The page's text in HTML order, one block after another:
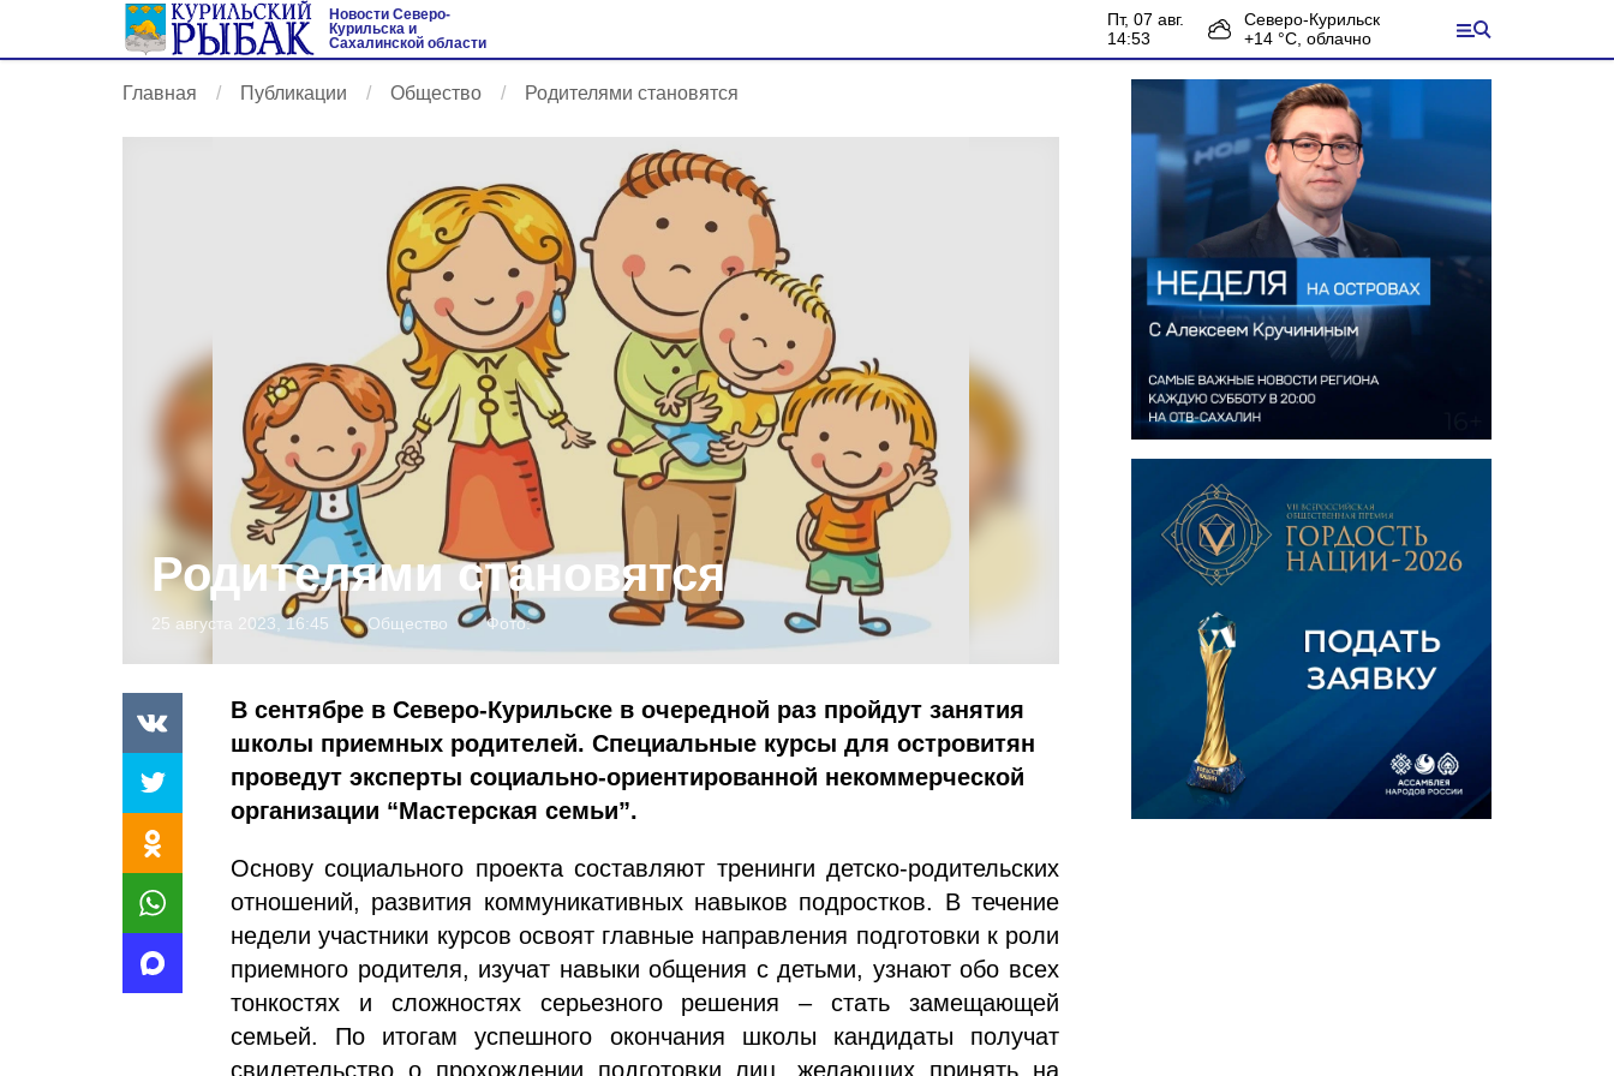
Новости Северо-
Курильска и
Сахалинской области
пт, 07 авг.
14:53
Северо-Курильск
+14 °С, облачно
Главная Публикации Общество Родителями становятся
Родителями становятся
25 августа 2023, 16:45 Общество Фото:
В сентябре в Северо-Курильске в очередной раз пройдут занятия
школы приемных родителей. Специальные курсы для островитян
проведут эксперты социально-ориентированной некоммерческой
организации “Мастерская семьи”.
Основу социального проекта составляют тренинги детско-родительских
отношений, развития коммуникативных навыков подростков. В течение
недели участники курсов освоят главные направления подготовки к роли
приемного родителя, изучат навыки общения с детьми, узнают обо всех
тонкостях и сложностях серьезного решения – стать замещающей
семьей. По итогам успешного окончания школы кандидаты получат
свидетельство о прохождении подготовки лиц, желающих принять на